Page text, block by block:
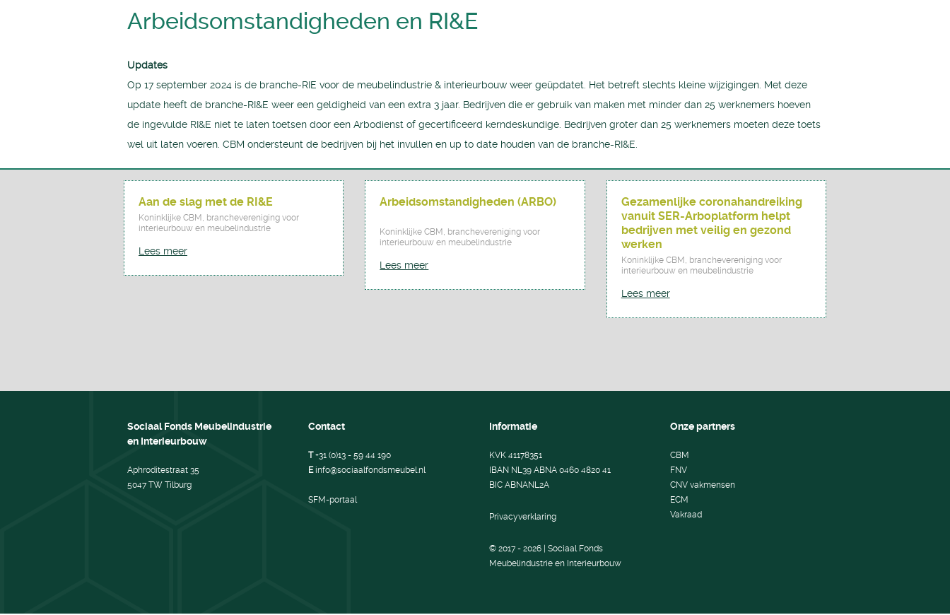
Arbeidsomstandigheden en RI&E
Updates
Op 17 september 2024 is de branche-RIE voor de meubelindustrie & interieurbouw weer geüpdatet. Het betreft slechts kleine wijzigingen. Met deze
update heeft de branche-RI&E weer een geldigheid van een extra 3 jaar. Bedrijven die er gebruik van maken met minder dan 25 werknemers hoeven
de ingevulde RI&E niet te laten toetsen door een Arbodienst of gecertificeerd kerndeskundige. Bedrijven groter dan 25 werknemers moeten deze toets
wel uit laten voeren. CBM ondersteunt de bedrijven bij het invullen en up to date houden van de branche-RI&E.
Aan de slag met de RI&E
Koninklijke CBM, branchevereniging voor
interieurbouw en meubelindustrie
Lees meer
Arbeidsomstandigheden (ARBO)
Koninklijke CBM, branchevereniging voor
interieurbouw en meubelindustrie
Lees meer
Gezamenlijke coronahandreiking
vanuit SER-Arboplatform helpt
bedrijven met veilig en gezond
werken
Koninklijke CBM, branchevereniging voor
interieurbouw en meubelindustrie
Lees meer
Sociaal Fonds Meubelindustrie
en Interieurbouw
Aphroditestraat 35
5047 TW Tilburg
Contact
T+31 (0)13 - 59 44 190
E info@sociaalfondsmeubel.nl
SFM-portaal
Informatie
KVK 41178351
IBAN NL39 ABNA 0460 4820 41
BIC ABNANL2A
Privacyverklaring
© 2017 - 2026 | Sociaal Fonds
Meubelindustrie en Interieurbouw
Onze partners
CBM
FNV
CNV vakmensen
ECM
Vakraad